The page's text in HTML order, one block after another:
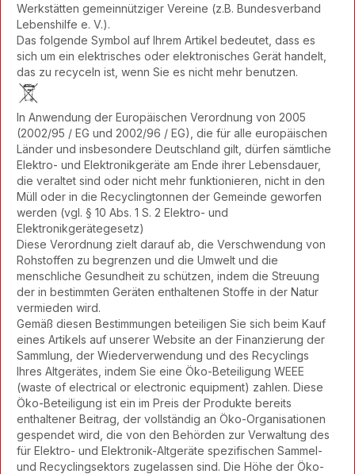
Werkstätten gemeinnütziger Vereine (z.B. Bundesverband
Lebenshilfe e. V.).
Das folgende Symbol auf Ihrem Artikel bedeutet, dass es
sich um ein elektrisches oder elektronisches Gerät handelt,
das zu recyceln ist, wenn Sie es nicht mehr benutzen.
In Anwendung der Europäischen Verordnung von 2005
(2002/95 / EG und 2002/96 / EG), die für alle europäischen
Länder und insbesondere Deutschland gilt, dürfen sämtliche
Elektro- und Elektronikgeräte am Ende ihrer Lebensdauer,
die veraltet sind oder nicht mehr funktionieren, nicht in den
Müll oder in die Recyclingtonnen der Gemeinde geworfen
werden (vgl. § 10 Abs. 1 S. 2 Elektro- und
Elektronikgerätegesetz)
Diese Verordnung zielt darauf ab, die Verschwendung von
Rohstoffen zu begrenzen und die Umwelt und die
menschliche Gesundheit zu schützen, indem die Streuung
der in bestimmten Geräten enthaltenen Stoffe in der Natur
vermieden wird.
Gemäß diesen Bestimmungen beteiligen Sie sich beim Kauf
eines Artikels auf unserer Website an der Finanzierung der
Sammlung, der Wiederverwendung und des Recyclings
Ihres Altgerätes, indem Sie eine Öko-Beteiligung WEEE
(waste of electrical or electronic equipment) zahlen. Diese
Öko-Beteiligung ist ein im Preis der Produkte bereits
enthaltener Beitrag, der vollständig an Öko-Organisationen
gespendet wird, die von den Behörden zur Verwaltung des
für Elektro- und Elektronik-Altgeräte spezifischen Sammel-
und Recyclingsektors zugelassen sind. Die Höhe der Öko-